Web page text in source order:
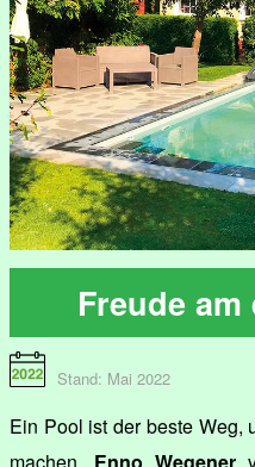
Freude
Stand: Mai 2022
Ein Pool ist der beste Weg,
machen. Enno Wegener